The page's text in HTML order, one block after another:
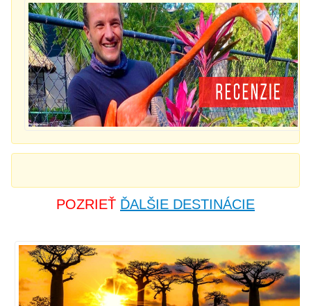
POZRIEŤ ĎALŠIE DESTINÁCIE